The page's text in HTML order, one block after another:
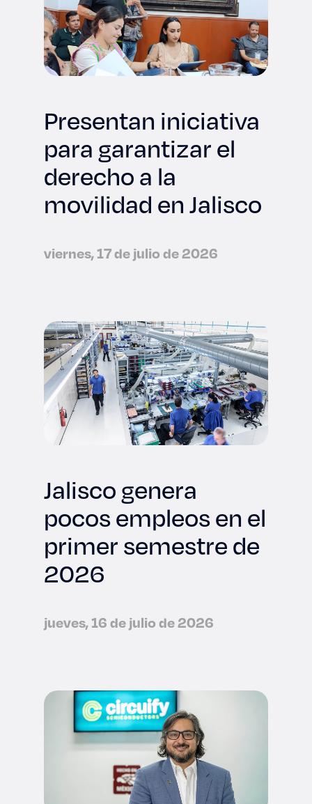
Presentan iniciativa
para garantizar el
derecho a la
movilidad en Jalisco
viernes, 17 de julio de 2026
Jalisco genera
pocos empleos en el
primer semestre de
2026
jueves, 16 de julio de 2026